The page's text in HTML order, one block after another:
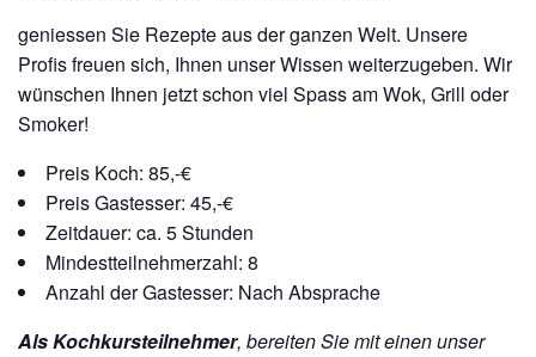
geniessen Sie Rezepte aus der ganzen Welt. Unsere
Profis freuen sich, Ihnen unser Wissen weiterzugeben. Wir
wünschen Ihnen jetzt schon viel Spass am Wok, Grill oder
Smoker!
Preis Koch: 85,-€
Preis Gastesser: 45,-€
Zeitdauer: ca. 5 Stunden
Mindestteilnehmerzahl: 8
Anzahl der Gastesser: Nach Absprache
Als Kochkursteilnehmer, bereiten Sie mit einen unser